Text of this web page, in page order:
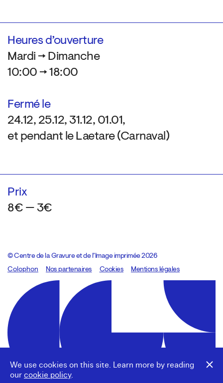
We use cookies on this site. Learn more by reading
our cookie policy.
Heures d’ouverture
Mardi → Dimanche
10:00 → 18:00
Fermé le
24.12, 25.12, 31.12, 01.01,
et pendant le Laetare (Carnaval)
Prix
8€ — 3€
© Centre de la Gravure et de l’Image imprimée 2026
Colophon
Design:Marcel Kaczmarek, code:8080.studio
Nos partenaires Cookies Mentions légales